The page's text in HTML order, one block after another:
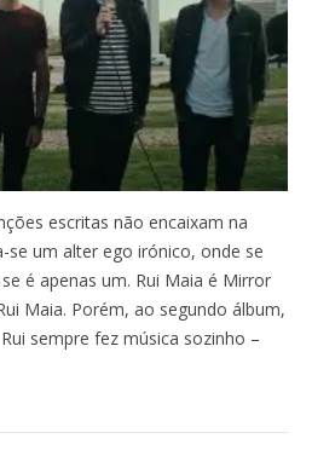
escritas não encaixam na
se um alter ego irónico, onde se
é apenas um. Rui Maia é Mirror
Maia. Porém, ao segundo álbum,
sempre fez música sozinho –